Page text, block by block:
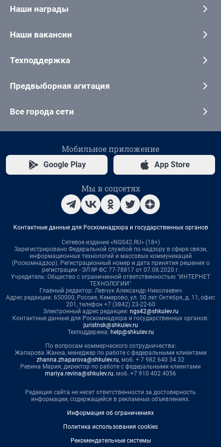
Наши награды
Наши вакансии
Техподдержка
Предвыборная агитация
Все города сети
Мобильное приложение
Google Play App Store
Мы в соцсетях
Контактные данные для Роскомнадзора и государственных органов
Сетевое издание «NGS42.RU» (18+)
Зарегистрировано Федеральной службой по надзору в сфере связи,
информационных технологий и массовых коммуникаций
(Роскомнадзор). Регистрационный номер и дата принятия решения о
регистрации - ЭЛ № ФС 77-78817 от 07.08.2020 г.
Учредитель: Общество с ограниченной ответственностью "ИНТЕРНЕТ
ТЕХНОЛОГИИ"
Главный редактор: Левчук Александр Николаевич
Адрес редакции: 650000, Россия, Кемерово, ул. 50 лет Октября, д. 11, офис
201, телефон +7 (3842) 23-22-60
Электронный адрес редакции: ngs42@shkulev.ru
Контактные данные для Роскомнадзора и государственных органов:
juristnsk@shkulev.ru
Техподдержка: help@shkulev.ru
По вопросам коммерческого сотрудничества:
Жапарова Жанна, менеджер по работе с федеральными клиентами
zhanna.zhaparova@shkulev.ru, моб. + 7 982 640 34 32
Ревина Мария, директор по работе с федеральными клиентами
mariya.revina@shkulev.ru, моб. +7 910 402 4056
Редакция сайта не несет ответственности за достоверность
информации, содержащейся в рекламных объявлениях.
Информация об ограничениях
Политика использования cookies
Рекомендательные системы